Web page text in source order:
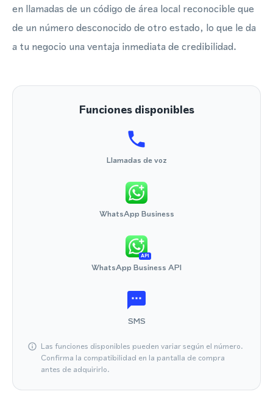
en llamadas de un código de área local reconocible que
de un número desconocido de otro estado, lo que le da
a tu negocio una ventaja inmediata de credibilidad.
Funciones disponibles
Llamadas de voz
WhatsApp Business
API
WhatsApp Business API
SMS
Las funciones disponibles pueden variar según el número.
Confirma la compatibilidad en la pantalla de compra
antes de adquirirlo.